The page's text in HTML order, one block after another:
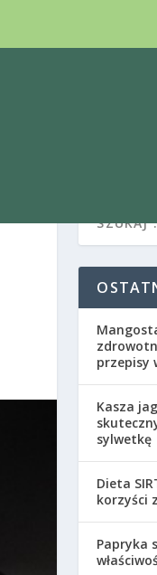
przepisy
Kasza
sylwetkę
Dieta
korzyści
Papryka